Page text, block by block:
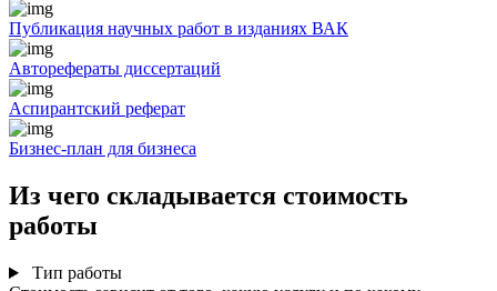
Публикация научных работ в изданиях ВАК
Авторефераты диссертаций
Аспирантский реферат
Бизнес-план для бизнеса
Из чего складывается стоимость
работы
Тип работы